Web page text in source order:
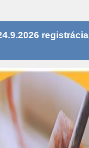
registrácia